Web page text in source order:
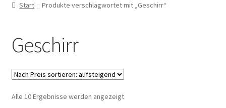
Outdoor
Bekleidung
Freizeitbeschäftigung
Start Produkte verschlagwortet mit „Geschirr“
Geschirr
Alle 10 Ergebnisse werden angezeigtNach